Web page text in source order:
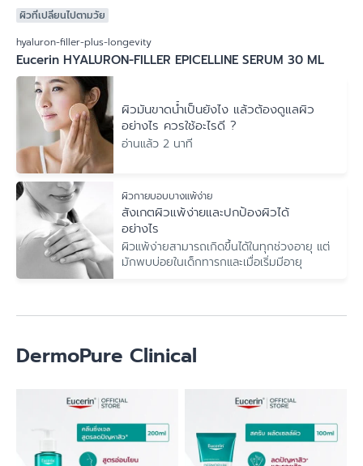
ผิวที่เปลี่ยนไปตามวัย
hyaluron-filler-plus-longevity
Eucerin HYALURON-FILLER EPICELLINE SERUM 30 ML
ผิวมันขาดน้ำเป็นยังไง แล้วต้องดูแลผิว
อย่างไร ควรใช้อะไรดี ?
อ่านแล้ว 2 นาที
ผิวกายบอบบางแพ้ง่าย
สังเกตผิวแพ้ง่ายและปกป้องผิวได้
อย่างไร
ผิวแพ้ง่ายสามารถเกิดขึ้นได้ในทุกช่วงอายุ แต่
มักพบบ่อยในเด็กทารกและเมื่อเริ่มมีอายุ
DermoPure Clinical